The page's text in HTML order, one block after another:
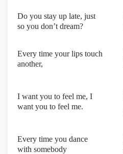
Do you stay up late, just
so you don’t dream?
Every time your lips touch
another,
I want you to feel me, I
want you to feel me.
Every time you dance
with somebody